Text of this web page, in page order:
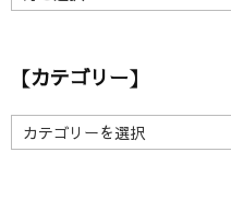
ア
イ【カテゴリー】
【
カ